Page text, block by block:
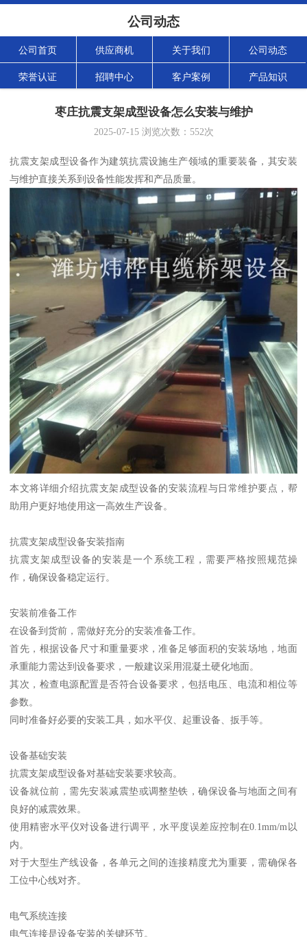
公司动态
公司首页 供应商机 关于我们 公司动态
荣誉认证 招聘中心 客户案例 产品知识
枣庄抗震支架成型设备怎么安装与维护
2025-07-15浏览次数： 552次
抗震支架成型设备作为建筑抗震设施生产领域的重要装备，其安装
与维护直接关系到设备性能发挥和产品质量。
本文将详细介绍抗震支架成型设备的安装流程与日常维护要点，帮
助用户更好地使用这一高效生产设备。
抗震支架成型设备安装指南
抗震支架成型设备的安装是一个系统工程，需要严格按照规范操
作，确保设备稳定运行。
安装前准备工作
在设备到货前，需做好充分的安装准备工作。
首先，根据设备尺寸和重量要求，准备足够面积的安装场地，地面
承重能力需达到设备要求，一般建议采用混凝土硬化地面。
其次，检查电源配置是否符合设备要求，包括电压、电流和相位等
参数。
同时准备好必要的安装工具，如水平仪、起重设备、扳手等。
设备基础安装
抗震支架成型设备对基础安装要求较高。
设备就位前，需先安装减震垫或调整垫铁，确保设备与地面之间有
良好的减震效果。
使用精密水平仪对设备进行调平，水平度误差应控制在0.1mm/m以
内。
对于大型生产线设备，各单元之间的连接精度尤为重要，需确保各
工位中心线对齐。
电气系统连接
电气连接是设备安装的关键环节。